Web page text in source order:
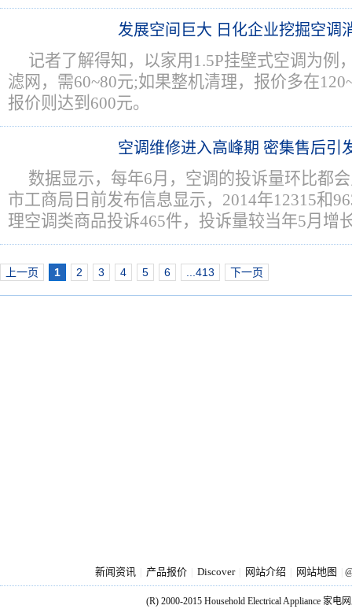
发展空间巨大 日化企业挖掘空调
记者了解得知，以家用1.5P挂壁式空调为例
滤网，需60~80元;如果整机清理，报价多在
报价则达到600元。
空调维修进入高峰期 密集售后引
数据显示，每年6月，空调的投诉量环比都
市工商局日前发布信息显示，2014年12315和
理空调类商品投诉465件，投诉量较当年5月增
上一页 1 2 3 4 5 6 ...413 下一页
新闻资讯 产品报价 Discover 网站介绍 网站地图
(R) 2000-2015 Household Electrical Appliance 家电